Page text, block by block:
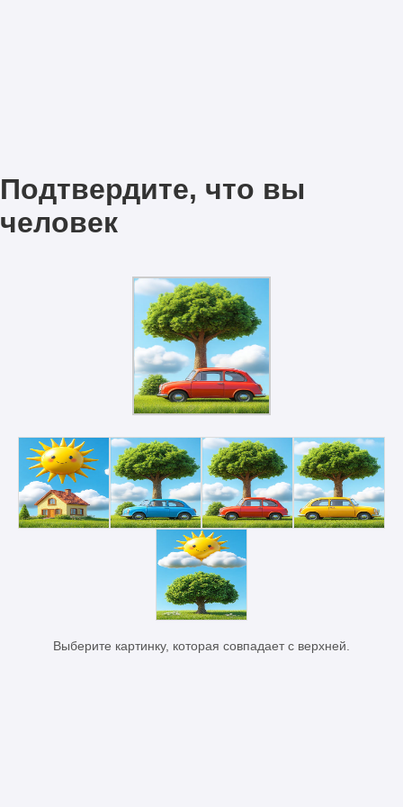
Подтвердите, что вы
человек
Выберите картинку, которая совпадает с верхней.